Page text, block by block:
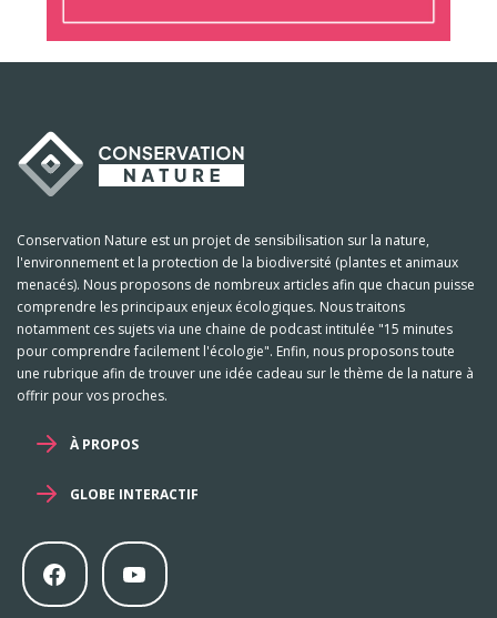
Conservation Nature est un projet de sensibilisation sur la nature,
l'environnement et la protection de la biodiversité (plantes et animaux
menacés). Nous proposons de nombreux articles afin que chacun puisse
comprendre les principaux enjeux écologiques. Nous traitons
notamment ces sujets via une chaine de podcast intitulée "15 minutes
pour comprendre facilement l'écologie". Enfin, nous proposons toute
une rubrique afin de trouver une idée cadeau sur le thème de la nature à
offrir pour vos proches.
À PROPOS
GLOBE INTERACTIF